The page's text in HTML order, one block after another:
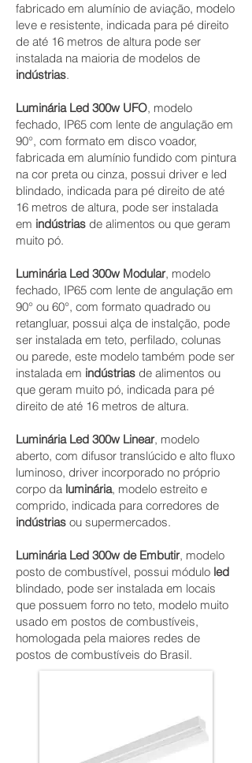
fabricado em alumínio de aviação, modelo
leve e resistente, indicada para pé direito
de até 16 metros de altura pode ser
instalada na maioria de modelos de
indústrias.
Luminária Led 300w UFO, modelo
fechado, IP65 com lente de angulação em
90°, com formato em disco voador,
fabricada em alumínio fundido com pintura
na cor preta ou cinza, possui driver e led
blindado, indicada para pé direito de até
16 metros de altura, pode ser instalada
em indústrias de alimentos ou que geram
muito pó.
Luminária Led 300w Modular, modelo
fechado, IP65 com lente de angulação em
90° ou 60°, com formato quadrado ou
retangluar, possui alça de instalção, pode
ser instalada em teto, perfilado, colunas
ou parede, este modelo também pode ser
instalada em indústrias de alimentos ou
que geram muito pó, indicada para pé
direito de até 16 metros de altura.
Luminária Led 300w Linear, modelo
aberto, com difusor translúcido e alto fluxo
luminoso, driver incorporado no próprio
corpo da luminária, modelo estreito e
comprido, indicada para corredores de
indústrias ou supermercados.
Luminária Led 300w de Embutir, modelo
posto de combustível, possui módulo led
blindado, pode ser instalada em locais
que possuem forro no teto, modelo muito
usado em postos de combustíveis,
homologada pela maiores redes de
postos de combustíveis do Brasil.